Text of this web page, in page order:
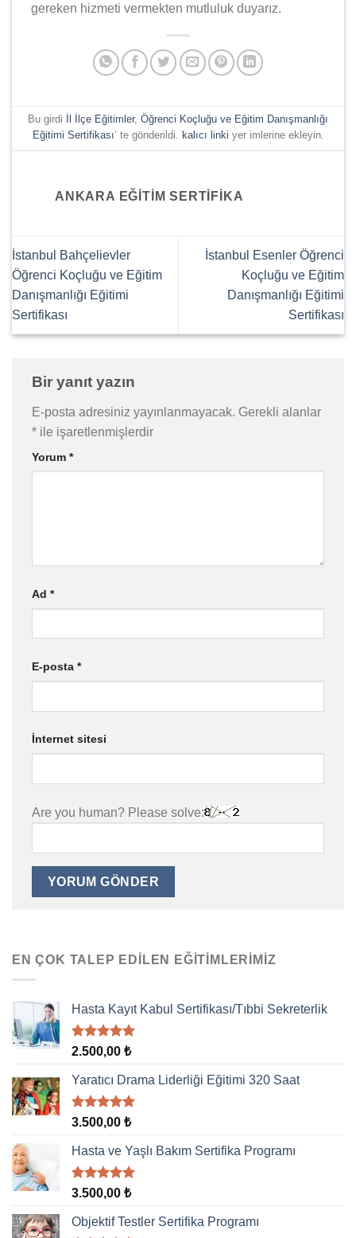
gereken hizmeti vermekten mutluluk duyarız.
Bu girdi İl İlçe Eğitimler, Öğrenci Koçluğu ve Eğitim Danışmanlığı
Eğitimi Sertifikası’ te gönderildi. kalıcı linki yer imlerine ekleyin.
ANKARA EĞITIM SERTIFIKA
İstanbul Bahçelievler
Öğrenci Koçluğu ve Eğitim
Danışmanlığı Eğitimi
Sertifikası
İstanbul Esenler Öğrenci
Koçluğu ve Eğitim
Danışmanlığı Eğitimi
Sertifikası
Bir yanıt yazın
E-posta adresiniz yayınlanmayacak. Gerekli alanlar
* ile işaretlenmişlerdir
Yorum *
Ad *
E-posta *
İnternet sitesi
Are you human? Please solve:
EN ÇOK TALEP EDILEN EĞITIMLERIMIZ
Hasta Kayıt Kabul Sertifikası/Tıbbi Sekreterlik
5 üzerinden
aldı
2.500,00 ₺
Yaratıcı Drama Liderliği Eğitimi 320 Saat
5 üzerinden
aldı
3.500,00 ₺
Hasta ve Yaşlı Bakım Sertifika Programı
5 üzerinden
aldı
3.500,00 ₺
Objektif Testler Sertifika Programı